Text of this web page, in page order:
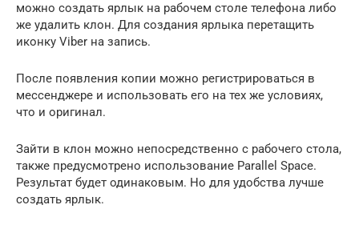
можно создать ярлык на рабочем столе телефона либо
же удалить клон. Для создания ярлыка перетащить
иконку Viber на запись.
После появления копии можно регистрироваться в
мессенджере и использовать его на тех же условиях,
что и оригинал.
Зайти в клон можно непосредственно с рабочего стола,
также предусмотрено использование Parallel Space.
Результат будет одинаковым. Но для удобства лучше
создать ярлык.